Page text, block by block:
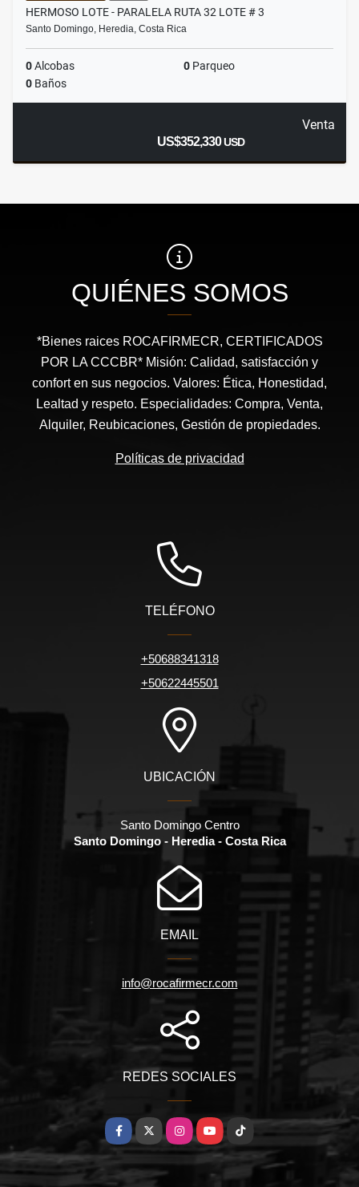
HERMOSO LOTE - PARALELA RUTA 32 LOTE # 3
Santo Domingo, Heredia, Costa Rica
0Alcobas 0 Parqueo
0 Baños
Venta
US$352,330USD
QUIÉNES SOMOS
*Bienes raices ROCAFIRMECR, CERTIFICADOS
POR LA CCCBR* Misión: Calidad, satisfacción y
confort en sus negocios. Valores: Ética, Honestidad,
Lealtad y respeto. Especialidades: Compra, Venta,
Alquiler, Reubicaciones, Gestión de propiedades.
Políticas de privacidad
TELÉFONO
+50688341318
+50622445501
UBICACIÓN
Santo Domingo Centro
Santo Domingo - Heredia - Costa Rica
EMAIL
info@rocafirmecr.com
REDES SOCIALES
Facebook
X InstagramYouTubeTikTok